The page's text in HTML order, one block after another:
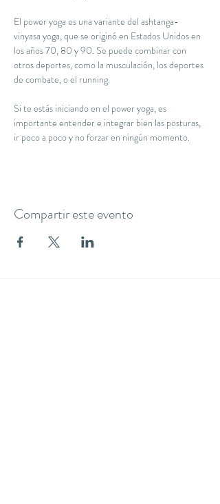
El power yoga es una variante del ashtanga-
vinyasa yoga, que se originó en Estados Unidos en
los años 70, 80 y 90. Se puede combinar con
otros deportes, como la musculación, los deportes
de combate, o el running.
Si te estás iniciando en el power yoga, es
importante entender e integrar bien las posturas,
ir poco a poco y no forzar en ningún momento.
Compartir este evento